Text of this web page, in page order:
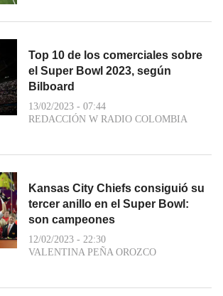
Top 10 de los comerciales sobre
el Super Bowl 2023, según
Bilboard
13/02/2023 - 07:44
REDACCIÓN W RADIO COLOMBIA
Kansas City Chiefs consiguió su
tercer anillo en el Super Bowl:
son campeones
12/02/2023 - 22:30
VALENTINA PEÑA OROZCO